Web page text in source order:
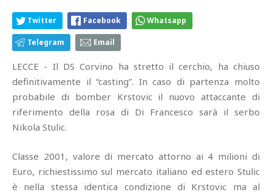
Twitter Facebook Whatsapp
Telegram Email
LECCE - Il DS Corvino ha stretto il cerchio, ha chiuso
definitivamente il “casting”. In caso di partenza molto
probabile di bomber Krstovic il nuovo attaccante di
riferimento della rosa di Di Francesco sarà il serbo
Nikola Stulic.
Classe 2001, valore di mercato attorno ai 4 milioni di
Euro, richiestissimo sul mercato italiano ed estero Stulic
è nella stessa identica condizione di Krstovic ma al